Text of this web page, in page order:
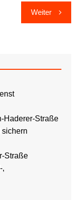
Weiter
Haderer-Straße
sichern
Straße
,